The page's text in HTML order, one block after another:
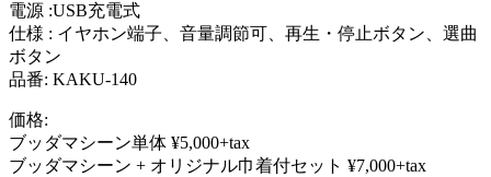
電源 :USB充電式
仕様 : イヤホン端子、音量調節可、再生・停止ボタン、選曲
ボタン
品番: KAKU-140
価格:
ブッダマシーン単体 ¥5,000+tax
ブッダマシーン + オリジナル巾着付セット ¥7,000+tax